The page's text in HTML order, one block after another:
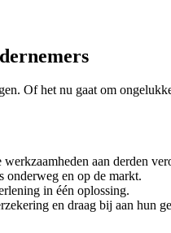
Of het nu gaat om
aan derden
onderweg en op de markt.
in één oplossing.
en draag bij aan hun